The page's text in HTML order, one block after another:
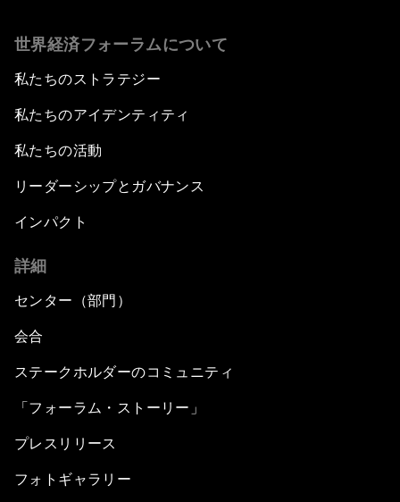
世界経済フォーラムについて
私たちのストラテジー
私たちのアイデンティティ
私たちの活動
リーダーシップとガバナンス
インパクト
詳細
センター（部門）
会合
ステークホルダーのコミュニティ
「フォーラム・ストーリー」
プレスリリース
フォトギャラリー